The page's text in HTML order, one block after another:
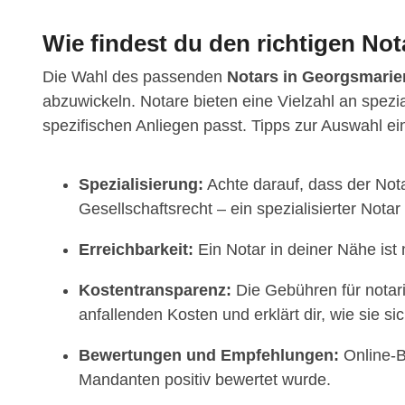
Wie findest du den richtigen
Die Wahl des passenden Notars in
abzuwickeln. Notare bieten eine Vielzahl an
spezifischen Anliegen passt. Tipps zur Auswahl
Spezialisierung: Achte darauf, dass der
Gesellschaftsrecht – ein spezialisierter
Erreichbarkeit: Ein Notar in deiner Nähe ist
Kostentransparenz: Die Gebühren für
anfallenden Kosten und erklärt dir, wie sie
Bewertungen und Empfehlungen: Online-
Mandanten positiv bewertet wurde.